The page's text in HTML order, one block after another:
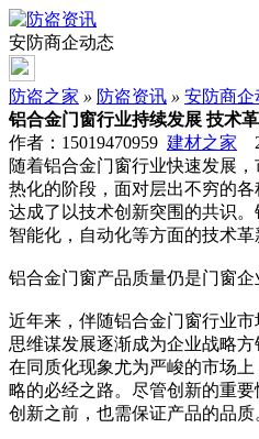
安防商企动态
防盗之家 » 防盗资讯 » 安防商企
铝合金门窗行业持续发展 技术
作者：15019470959 建材之家
随着铝合金门窗行业快速发展
热化的阶段，面对层出不穷的
达成了以技术创新突围的共识。
智能化，自动化等方面的技术革
铝合金门窗产品质量仍是门窗企
近年来，伴随铝合金门窗行业
思维谋发展逐渐成为企业战略
在同质化现象尤为严峻的市场
略的必经之路。尽管创新的重
创新之前，也需保证产品的品质